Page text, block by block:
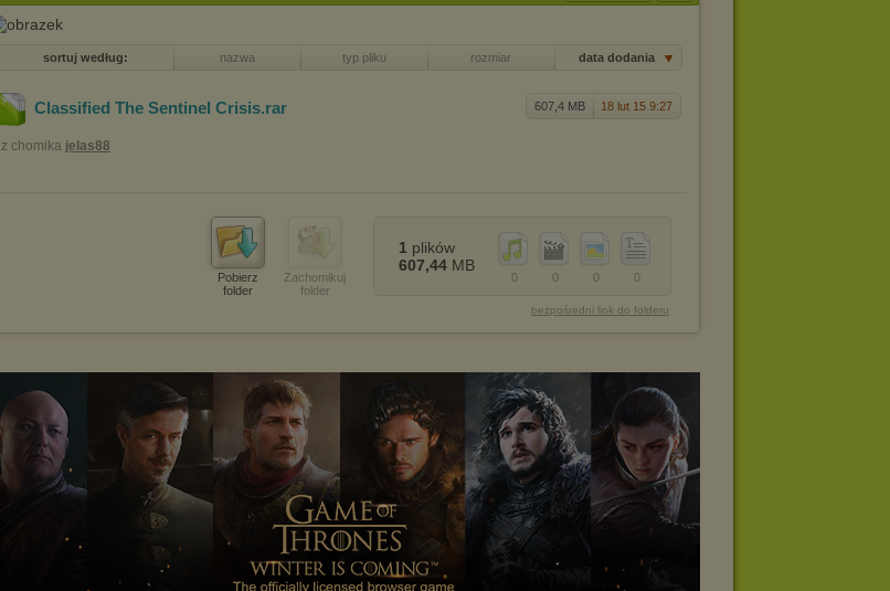
sortuj według: nazwa typ pliku rozmiar data dodania
607,4 MB 18 lut 15 9:27
Classified The Sentinel Crisis.rar
z chomika jelas88
Pobierz
folder
Zachomikuj
folder
0
0
0
0
1 plików
607,44 MB
bezpośredni link do folderu